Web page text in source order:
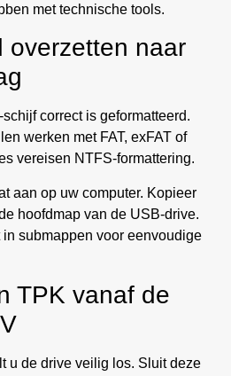
met technische tools.
overzetten naar
correct is geformatteerd.
werken met FAT, exFAT of
vereisen NTFS-formattering.
aan op uw computer. Kopieer
hoofdmap van de USB-drive.
submappen voor eenvoudige
TPK vanaf de
u de drive veilig los. Sluit deze